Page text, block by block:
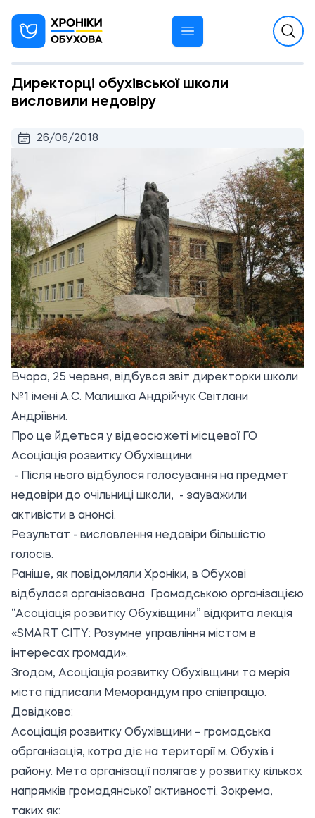
Директорці обухівської школи
висловили недовіру
26/06/2018
Вчора, 25 червня, відбувся звіт директорки школи
№1 імені А.С. Малишка Андрійчук Світлани
Андріївни.
Про це йдеться у відеосюжеті місцевої
ГО
Асоціація розвитку Обухівщини.
- Після нього відбулося голосування на предмет
недовіри до очільниці школи, - зауважили
активісти в анонсі.
Результат - висловлення недовіри більшістю
голосів.
Раніше, як повідомляли Хроніки, в Обухові
відбулася організована
Громадською організацією
“Асоціація розвитку Обухівщини” відкрита лекція
«SMART CITY: Розумне управління містом в
інтересах громади».
Згодом, Асоціація розвитку Обухівщини та мерія
міста підписали Меморандум про співпрацю.
Довідково:
Асоціація розвитку Обухівщини – громадська
обрганізація, котра діє на території м. Обухів і
району. Мета організації полягає у розвитку кількох
напрямків громадянської активності. Зокрема,
таких як: